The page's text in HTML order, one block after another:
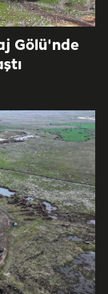
Gölü'nde